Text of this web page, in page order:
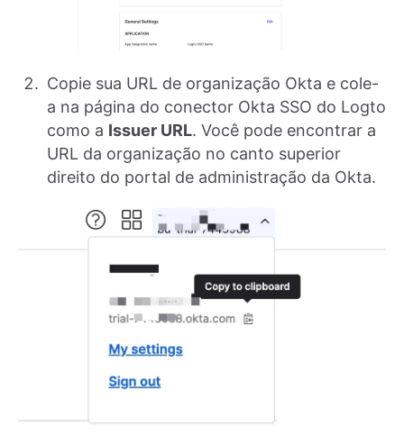
Copie sua URL de organização Okta e cole-
a na página do conector Okta SSO do Logto
como a Issuer URL. Você pode encontrar a
URL da organização no canto superior
direito do portal de administração da Okta.